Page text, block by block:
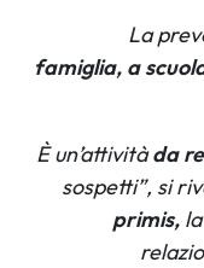
La
famiglia, a
È un’attivitàda
sospetti”, si
primis,